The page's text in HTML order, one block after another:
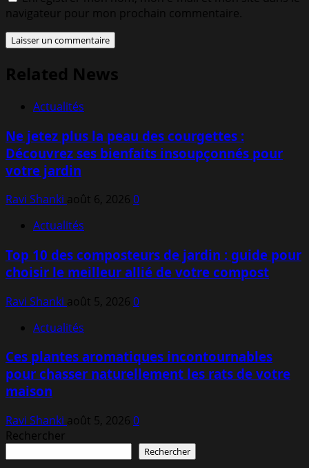
navigateur pour mon prochain commentaire.
Related News
Actualités
Ne jetez plus la peau des courgettes :
Découvrez ses bienfaits insoupçonnés pour
votre jardin
Ravi Shanki août 6, 2026 0
Actualités
Top 10 des composteurs de jardin : guide pour
choisir le meilleur allié de votre compost
Ravi Shanki août 5, 2026 0
Actualités
Ces plantes aromatiques incontournables
pour chasser naturellement les rats de votre
maison
Ravi Shanki août 5, 2026 0
Rechercher
Rechercher